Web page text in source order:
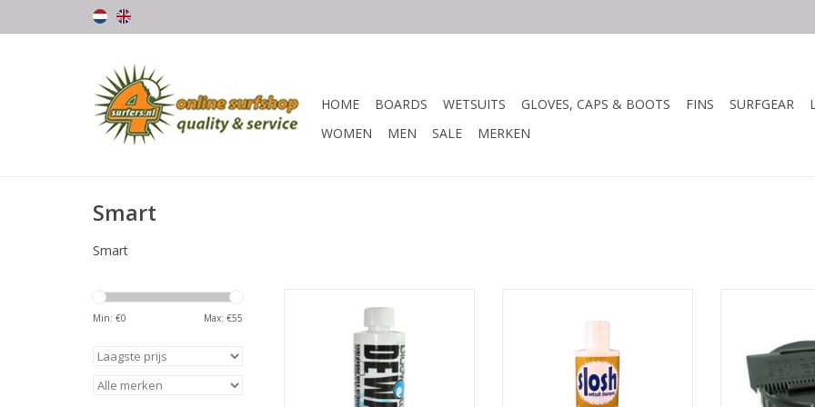
HOME BOARDS WETSUITS GLOVES, CAPS & BOOTS FINS SURFGEAR
WOMEN
MEN SALE MERKEN
Smart
Smart
Min: €0 Max: €55
Bluewater Dewax.it surfboard
cleaner en wax remover is de
beste oplossing om je board er
goed uit te laten zien.
conditioneer bevat GEEN
schadelijke chemische
producten2.
Je hoeft je
maken over
worden